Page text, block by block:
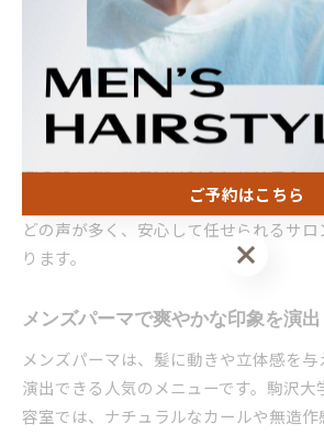
ボリュームや動きを調整でき、清潔感と
きます。サロン選びの際は、口コミやホ
ティーなどの掲載情報、ビフォーアフタ
しょう。
また、料金やサービス内容も事前に比較
合った美容院が見つけやすくなります
コミからは、「カウンセリングが丁寧」
どの声が多く、安心して任せられるサ
ります。
メンズパーマで爽やかな印象を演出
メンズパーマは、髪に動きや立体感を
演出できる人気のメニューです。駒沢大
容室では、ナチュラルなカールや無造
ご予約はこちら
ご予約はこちら